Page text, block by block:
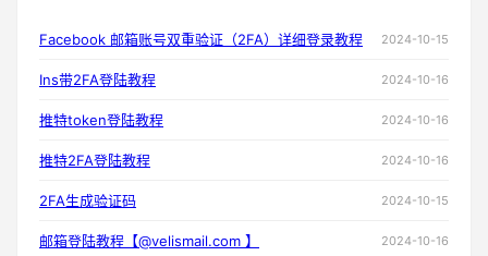
Facebook 邮箱账号双重验证（2FA）详细登录教程 2024-10-15
Ins带2FA登陆教程 2024-10-16
推特token登陆教程 2024-10-16
推特2FA登陆教程 2024-10-16
2FA生成验证码 2024-10-15
邮箱登陆教程【@velismail.com 】 2024-10-16